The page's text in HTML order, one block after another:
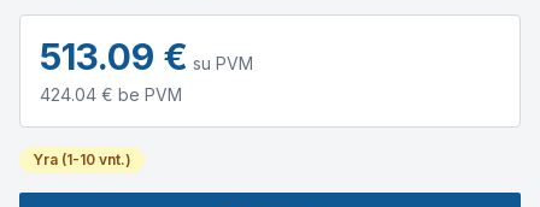
513.09 € su PVM
424.04 € be PVM
Yra (1-10 vnt.)